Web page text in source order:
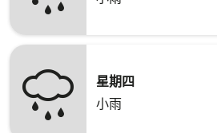
星期四
小雨